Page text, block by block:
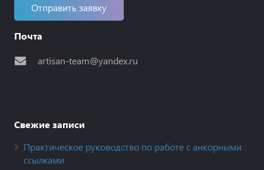
Отправить заявку
Почта
artisan-team@yandex.ru
Свежие записи
Практическое руководство по работе с анкорными
ссылками